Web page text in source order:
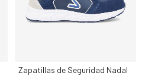
Zapatillas de Seguridad Nadal